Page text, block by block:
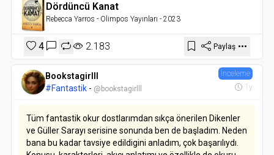
Konusundan kısaca bahsetmek gerekirse, çocukluğundan
beri tarih ve kitaplarla içli dışlı olan Violet, Katipler
Bölüğü'ne girmek için hazırlanmaktadır. Herkes onun çok
başarılı bir katip olacağını düşünürken oldukça disiplinli ve
sert mizaçlı bir general olan annesi onu bir ejderha binicisi
olmasi için sinava girmeye zorlar. Bu sınavda ya ailesini
gururlandıran bir binici olacaktır ya da hayatını
kaybedecektir. Hayatının her döneminde kırılgan ve narin
öğrenciler, ölümcül sınavlar ve bir insanı toz zerresine
çevirebilecek ejderhalar beklemektedir. Peki o bütün
bunların arasından sağ çıkabilecek midir?
Dördüncü Kanat
Rebecca Yarros - Olimpos Yayınları - 2023
4 2.183 Paylaş
Bookstagirlll
#Fantastik - @bookstagirlll
İnceleme
1y
Tüm fantastik okur dostlarımdan sıkça önerilen Dikenler
ve Güller Sarayı serisine sonunda ben de başladım. Neden
bana bu kadar tavsiye edildigini anladım, çok başarılıydı.